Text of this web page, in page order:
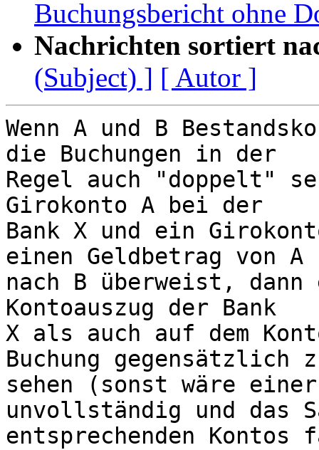
Buchungsbericht ohne
Nachrichten sortiert
(Subject) ] [ Autor ]
Wenn A und B
die Buchungen in der
Regel auch "doppelt"
Girokonto A bei der
Bank X und ein
einen Geldbetrag von A
nach B überweist, dann
Kontoauszug der Bank
X als auch auf dem
Buchung gegensätzlich
sehen (sonst wäre
unvollständig und das
entsprechenden Kontos